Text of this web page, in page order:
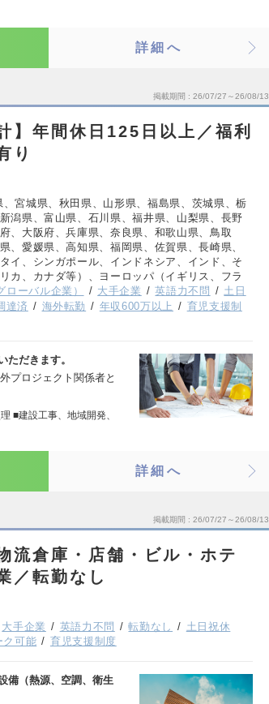
詳細へ
掲載期間 26/07/27～26/08/13
】年間休日125日以上／福利
り
宮城県、秋田県、山形県、福島県、茨城県、栃
潟県、富山県、石川県、福井県、山梨県、長野
、大阪府、兵庫県、奈良県、和歌山県、鳥取
、愛媛県、高知県、福岡県、佐賀県、長崎県、
イ、シンガポール、インドネシア、インド、そ
カ、カナダ等）、ヨーロッパ（イギリス、フラ
ーバル企業） 大手企業 英語力不問
土日
達済 海外転勤 年収600万以上
育児支援制
ただきます。
プロジェクト関係者と
■建設工事、地域開発、
詳細へ
掲載期間 26/07/27～26/08/13
流倉庫・店舗・ビル・ホテ
／転勤なし
大手企業 英語力不問 転勤なし
土日祝休
ク可能 育児支援制度
備（熱源、空調、衛生